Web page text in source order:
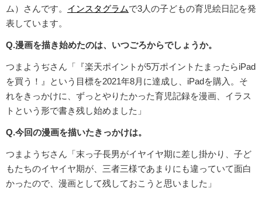
ム）さんです。 インスタグラムで3人の子どもの育児絵日記を発
表しています。
Q.漫画を描き始めたのは、いつごろからでしょうか。
つまようぢさん「『楽天ポイントが5万ポイントたまったらiPad
を買う！』という目標を2021年8月に達成し、iPadを購入。そ
れをきっかけに、ずっとやりたかった育児記録を漫画、イラス
トという形で書き残し始めました」
Q.今回の漫画を描いたきっかけは。
つまようぢさん「末っ子長男がイヤイヤ期に差し掛かり、子ど
もたちのイヤイヤ期が、三者三様であまりにも違っていて面白
かったので、漫画として残しておこうと思いました」